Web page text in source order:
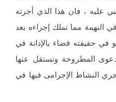
عليه ، فان هذا الذي أجرته
التهمة مما تملك إجراءه بعد
في حقيقته قضاء بالإدانة في
المطروحة وتستقل عنها
النشاط الإجرامى فيها في